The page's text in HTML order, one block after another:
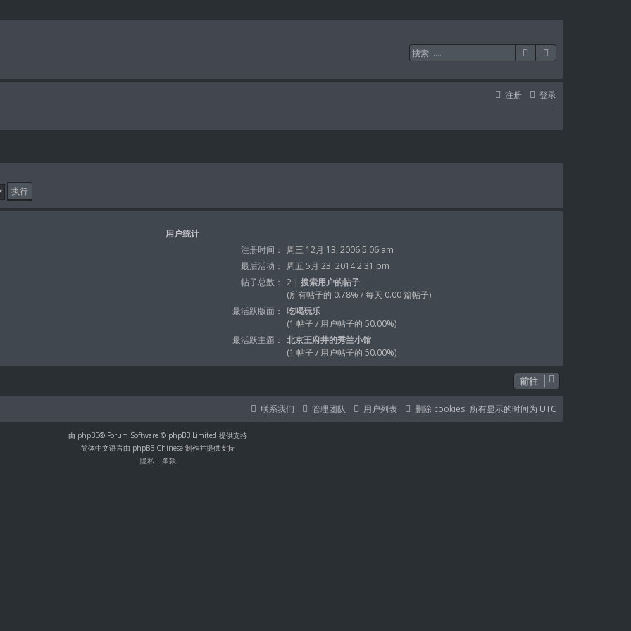
搜索
登录
注册
用户统计
注册时间：
周三 12月 13, 2006 5:06 am
最后活动：
周五 5月 23, 2014 2:31 pm
帖子总数： 2 | 搜索用户的帖子
(所有帖子的 0.78% / 每天 0.00 篇帖子)
最活跃版面： 吃喝玩乐
(1 帖子 / 用户帖子的 50.00%)
最活跃主题： 北京王府井的秀兰小馆
(1 帖子 / 用户帖子的 50.00%)
前往
所有显示的时间为 UTC
删除 cookies
用户列表
管理团队
联系我们
由 phpBB® Forum Software © phpBB Limited 提供支持
简体中文语言由 phpBB Chinese 制作并提供支持
隐私| 条款